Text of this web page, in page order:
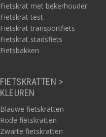
Fietskrat met bekerhouder
Fietskrat test
Fietskrat transportfiets
Fietskrat stadsfiets
Fietsbakken
FIETSKRATTEN >
KLEUREN
Blauwe fietskratten
Rode fietskratten
Zwarte fietskratten